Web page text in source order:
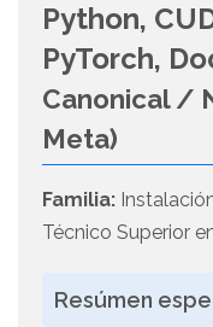
Python,
PyTorch,
Canonical /
Meta)
Familia:
Técnico Superior
Resúmen